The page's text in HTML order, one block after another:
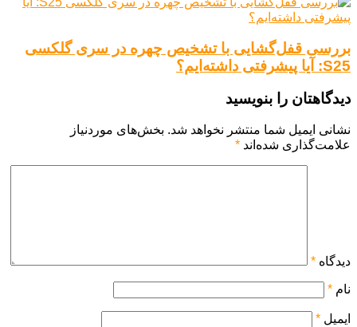
بررسی قفل‌گشایی با تشخیص چهره در سری گلکسی
S25: آیا پیشرفتی داشته‌ایم؟
دیدگاهتان را بنویسید
نشانی ایمیل شما منتشر نخواهد شد. بخش‌های موردنیاز
علامت‌گذاری شده‌اند *
دیدگاه *
نام *
ایمیل *